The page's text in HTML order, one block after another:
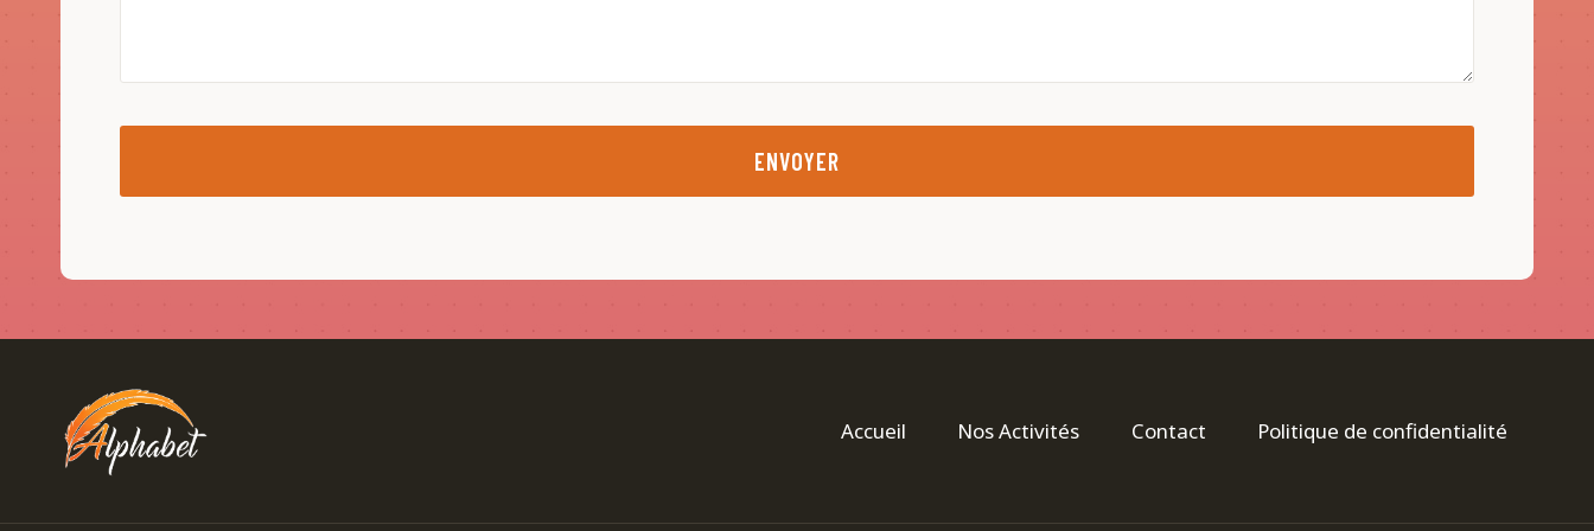
ENVOYER
Accueil Nos Activités Contact Politique de confidentialité